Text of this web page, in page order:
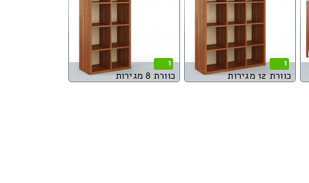
1
כוורת 12 מגירות
1
כוורת 8 מגירות